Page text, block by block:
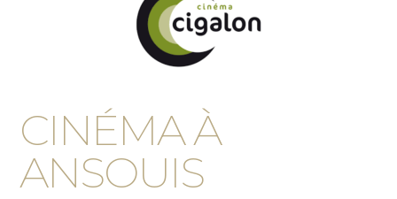
CINÉMA À
ANSOUIS